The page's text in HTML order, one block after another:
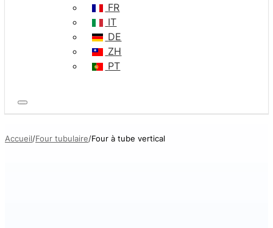
FR
IT
DE
ZH
PT
Accueil Four tubulaire Four à tube vertical